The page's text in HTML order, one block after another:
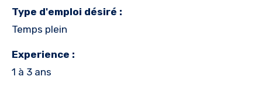
Type d'emploi désiré :
Temps plein
Experience :
1 à 3 ans